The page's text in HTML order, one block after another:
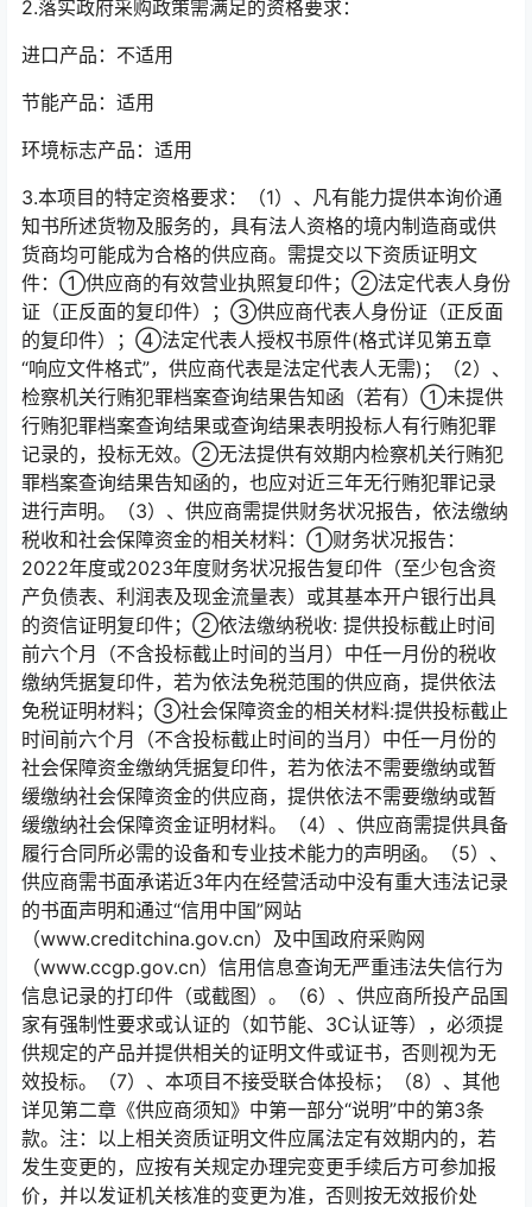
2.落实政府采购政策需满足的资格要求：
进口产品：不适用
节能产品：适用
环境标志产品：适用
3.本项目的特定资格要求：（1）、凡有能力提供本询价通
知书所述货物及服务的，具有法人资格的境内制造商或供
货商均可能成为合格的供应商。需提交以下资质证明文
件：①供应商的有效营业执照复印件；②法定代表人身份
证（正反面的复印件）；③供应商代表人身份证（正反面
的复印件）；④法定代表人授权书原件(格式详见第五章
“响应文件格式”，供应商代表是法定代表人无需)；（2）、
检察机关行贿犯罪档案查询结果告知函（若有）①未提供
行贿犯罪档案查询结果或查询结果表明投标人有行贿犯罪
记录的，投标无效。②无法提供有效期内检察机关行贿犯
罪档案查询结果告知函的，也应对近三年无行贿犯罪记录
进行声明。（3）、供应商需提供财务状况报告，依法缴纳
税收和社会保障资金的相关材料：①财务状况报告：
2022年度或2023年度财务状况报告复印件（至少包含资
产负债表、利润表及现金流量表）或其基本开户银行出具
的资信证明复印件；②依法缴纳税收: 提供投标截止时间
前六个月（不含投标截止时间的当月）中任一月份的税收
缴纳凭据复印件，若为依法免税范围的供应商，提供依法
免税证明材料；③社会保障资金的相关材料:提供投标截止
时间前六个月（不含投标截止时间的当月）中任一月份的
社会保障资金缴纳凭据复印件，若为依法不需要缴纳或暂
缓缴纳社会保障资金的供应商，提供依法不需要缴纳或暂
缓缴纳社会保障资金证明材料。（4）、供应商需提供具备
履行合同所必需的设备和专业技术能力的声明函。（5）、
供应商需书面承诺近3年内在经营活动中没有重大违法记录
的书面声明和通过“信用中国”网站
（www.creditchina.gov.cn）及中国政府采购网
（www.ccgp.gov.cn）信用信息查询无严重违法失信行为
信息记录的打印件（或截图）。（6）、供应商所投产品国
家有强制性要求或认证的（如节能、3C认证等），必须提
供规定的产品并提供相关的证明文件或证书，否则视为无
效投标。（7）、本项目不接受联合体投标；（8）、其他
详见第二章《供应商须知》中第一部分“说明”中的第3条
款。注：以上相关资质证明文件应属法定有效期内的，若
发生变更的，应按有关规定办理完变更手续后方可参加报
价，并以发证机关核准的变更为准，否则按无效报价处